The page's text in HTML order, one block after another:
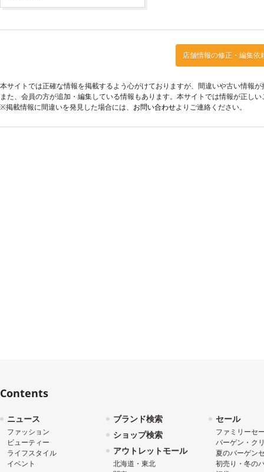
店舗情報の修正・編集依
本サイトでは正確な情報を掲載するよう心がけておりますが、間違いや古い情報
また、会員の方が追加・編集している情報もあります。本サイトでは情報が正し
※掲載情報に間違いを発見した場合には、 お問い合わせよりご連絡ください。
Contents
ニュース
ファッション
ビューティー
ライフスタイル
イベント
ブランド検索
ショップ検索
アウトレットモール
北海道・東北
セール
ファミリーセ
バーゲン・ク
夏のバーゲン
初売り・冬の